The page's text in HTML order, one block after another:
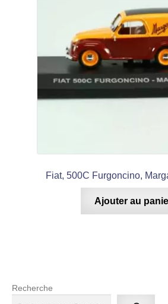
Fiat, 500C Furgoncino,
Ajouter au
Recherche